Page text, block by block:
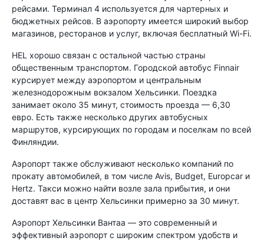
рейсами. Терминал 4 используется для чартерных и
бюджетных рейсов. В аэропорту имеется широкий выбор
магазинов, ресторанов и услуг, включая бесплатный Wi-Fi.
HEL хорошо связан с остальной частью страны
общественным транспортом. Городской автобус Finnair
курсирует между аэропортом и центральным
железнодорожным вокзалом Хельсинки. Поездка
занимает около 35 минут, стоимость проезда — 6,30
евро. Есть также несколько других автобусных
маршрутов, курсирующих по городам и поселкам по всей
Финляндии.
Аэропорт также обслуживают несколько компаний по
прокату автомобилей, в том числе Avis, Budget, Europcar и
Hertz. Такси можно найти возле зала прибытия, и они
доставят вас в центр Хельсинки примерно за 30 минут.
Аэропорт Хельсинки Вантаа — это современный и
эффективный аэропорт с широким спектром удобств и